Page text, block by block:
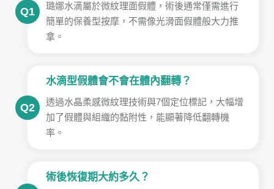
璐娜水滴屬於微紋理面假體，術後通常僅需進行
簡單的保養型按摩，不需像光滑面假體般大力推
拿。
Q1
水滴型假體會不會在體內翻轉？
透過水晶柔感微紋理技術與7個定位標記，大幅增
加了假體與組織的黏附性，能顯著降低翻轉機
率。
Q2
術後恢復期大約多久？